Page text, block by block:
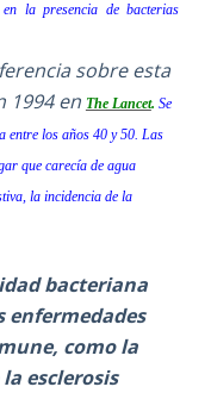
la presencia de bacterias
sobre esta
1994 en The Lancet. Se
entre los años 40 y 50. Las
que carecía de agua
la incidencia de la
bacteriana
como la
esclerosis